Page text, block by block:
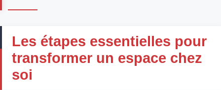
Les étapes essentielles pour
transformer un espace chez
soi